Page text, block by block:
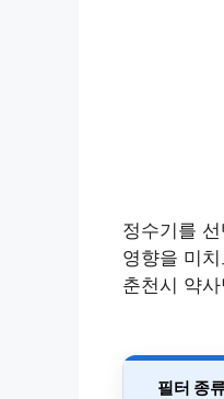
정수기를
영향을 미
춘천시 약
필터 종